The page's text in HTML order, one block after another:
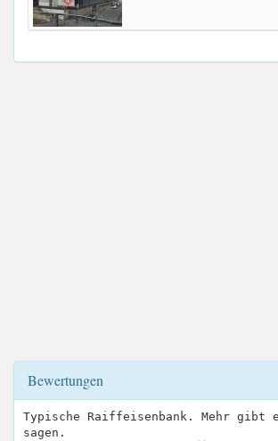
Bewertungen
Typische Raiffeisenbank. Mehr gibt
sagen.